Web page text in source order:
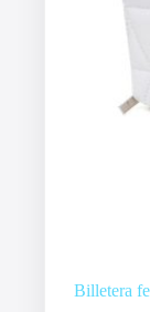
Billetera